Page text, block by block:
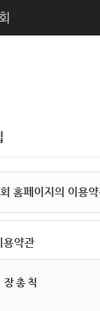
홈페이지의 이용
용약관
장 총 칙